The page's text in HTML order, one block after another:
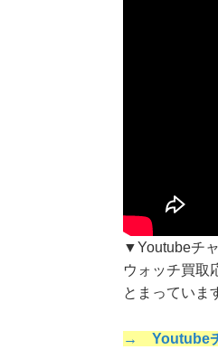
▼Youtubeチ
ウォッチ買取
とまっていま
→ Youtubeチ